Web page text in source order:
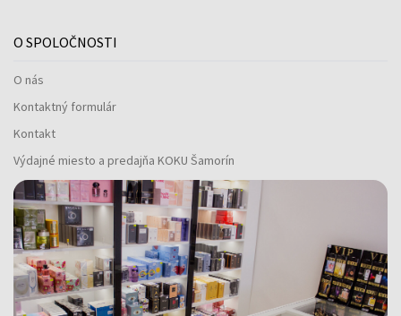
O SPOLOČNOSTI
O nás
Kontaktný formulár
Kontakt
Výdajné miesto a predajňa KOKU Šamorín